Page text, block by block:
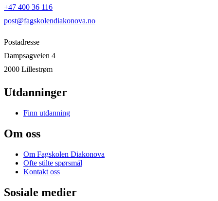
+47 400 36 116
post@fagskolendiakonova.no
Postadresse
Dampsagveien 4
2000 Lillestrøm
Utdanninger
Finn utdanning
Om oss
Om Fagskolen Diakonova
Ofte stilte spørsmål
Kontakt oss
Sosiale medier